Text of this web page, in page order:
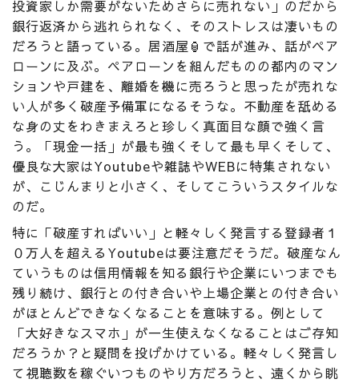
投資家しか需要がないためさらに売れない」のだから
銀行返済から逃れられなく、そのストレスは凄いもの
だろうと語っている。居酒屋🏮で話が進み、話がペア
ローンに及ぶ。ペアローンを組んだものの都内のマン
ションや戸建を、離婚を機に売ろうと思ったが売れな
い人が多く破産予備軍になるそうな。不動産を舐める
な身の丈をわきまえろと珍しく真面目な顔で強く言
う。「現金一括」が最も強くそして最も早くそして、
優良な大家はYoutubeや雑誌やWEBに特集されない
が、こじんまりと小さく、そしてこういうスタイルな
のだ。
特に「破産すればいい」と軽々しく発言する登録者１
０万人を超えるYoutubeは要注意だそうだ。破産なん
ていうものは信用情報を知る銀行や企業にいつまでも
残り続け、銀行との付き合いや上場企業との付き合い
がほとんどできなくなることを意味する。例として
「大好きなスマホ」が一生使えなくなることはご存知
だろうか？と疑問を投げかけている。軽々しく発言し
て視聴数を稼ぐいつものやり方だろうと、遠くから眺